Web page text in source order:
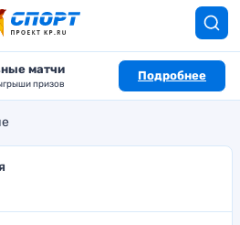
матчи
призов
Подробнее